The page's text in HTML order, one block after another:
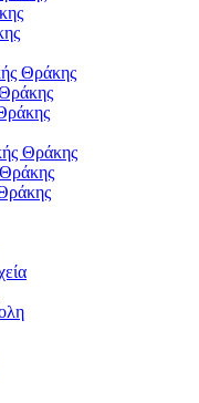
Θράκης
Θράκης